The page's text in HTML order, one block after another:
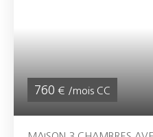
760 € /mois CC